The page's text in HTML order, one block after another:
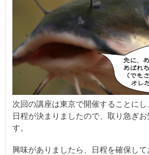
次回の講座は東京で開催することにし
日程が決まりましたので、取り急ぎお
す。
興味がありましたら、日程を確保し